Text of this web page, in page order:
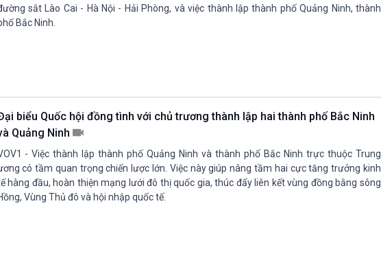
Pháp luật và đời sống
thương mại
E-Magazine
sắt Lào Cai - Hà Nội - Hải Phòng, và việc thành lập thành phố Quảng Ninh, thành
Bắc Ninh.
biểu Quốc hội đồng tình với chủ trương thành lập hai thành phố Bắc Ninh
Quảng Ninh
- Việc thành lập thành phố Quảng Ninh và thành phố Bắc Ninh trực thuộc Trung
có tầm quan trọng chiến lược lớn. Việc này giúp nâng tầm hai cực tăng trưởng kinh
hàng đầu, hoàn thiện mạng lưới đô thị quốc gia, thúc đẩy liên kết vùng đồng bằng sông
Vùng Thủ đô và hội nhập quốc tế.